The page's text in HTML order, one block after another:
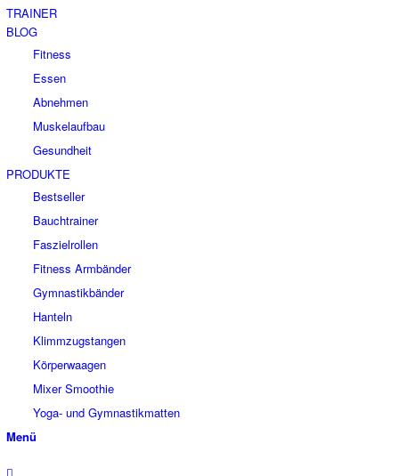
TRAINER
BLOG
Fitness
Essen
Abnehmen
Muskelaufbau
Gesundheit
PRODUKTE
Bestseller
Bauchtrainer
Faszielrollen
Fitness Armbänder
Gymnastikbänder
Hanteln
Klimmzugstangen
Körperwaagen
Mixer Smoothie
Yoga- und Gymnastikmatten
Menü